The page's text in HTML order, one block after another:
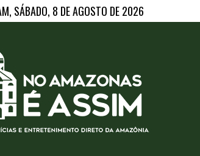
SÁBADO, 8 DE AGOSTO DE 2026